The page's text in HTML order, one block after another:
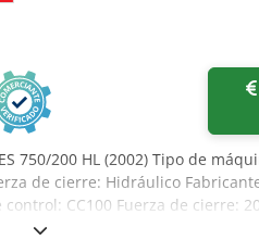
750/200 HL (2002) Tipo de
de cierre: Hidráulico
CC100 Fuerza de cierre:
Distancia entre las barras de